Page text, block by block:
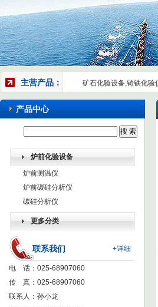
主营产品： 矿石化验设备,铸铁化验
产品中心
炉前化验设备
炉前测温仪
炉前碳硅分析仪
碳硅分析仪
更多分类
+详细
联系我们
电 话：025-68907060
传 真：025-68907060
联系人：孙小龙